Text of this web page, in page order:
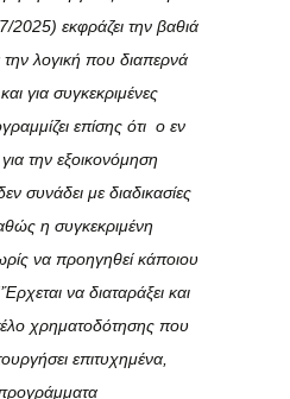
εκφράζει την βαθιά
λογική που διαπερνά
για συγκεκριμένες
επίσης ότι ο εν
την εξοικονόμηση
συνάδει με διαδικασίες
η συγκεκριμένη
να προηγηθεί κάποιου
να διαταράξει και
χρηματοδότησης που
επιτυχημένα,